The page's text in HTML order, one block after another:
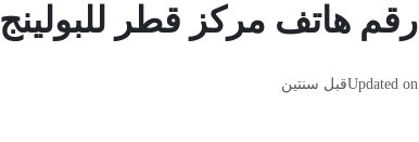
رقم هاتف مركز قطر للبولينج
Updated onقبل سنتين